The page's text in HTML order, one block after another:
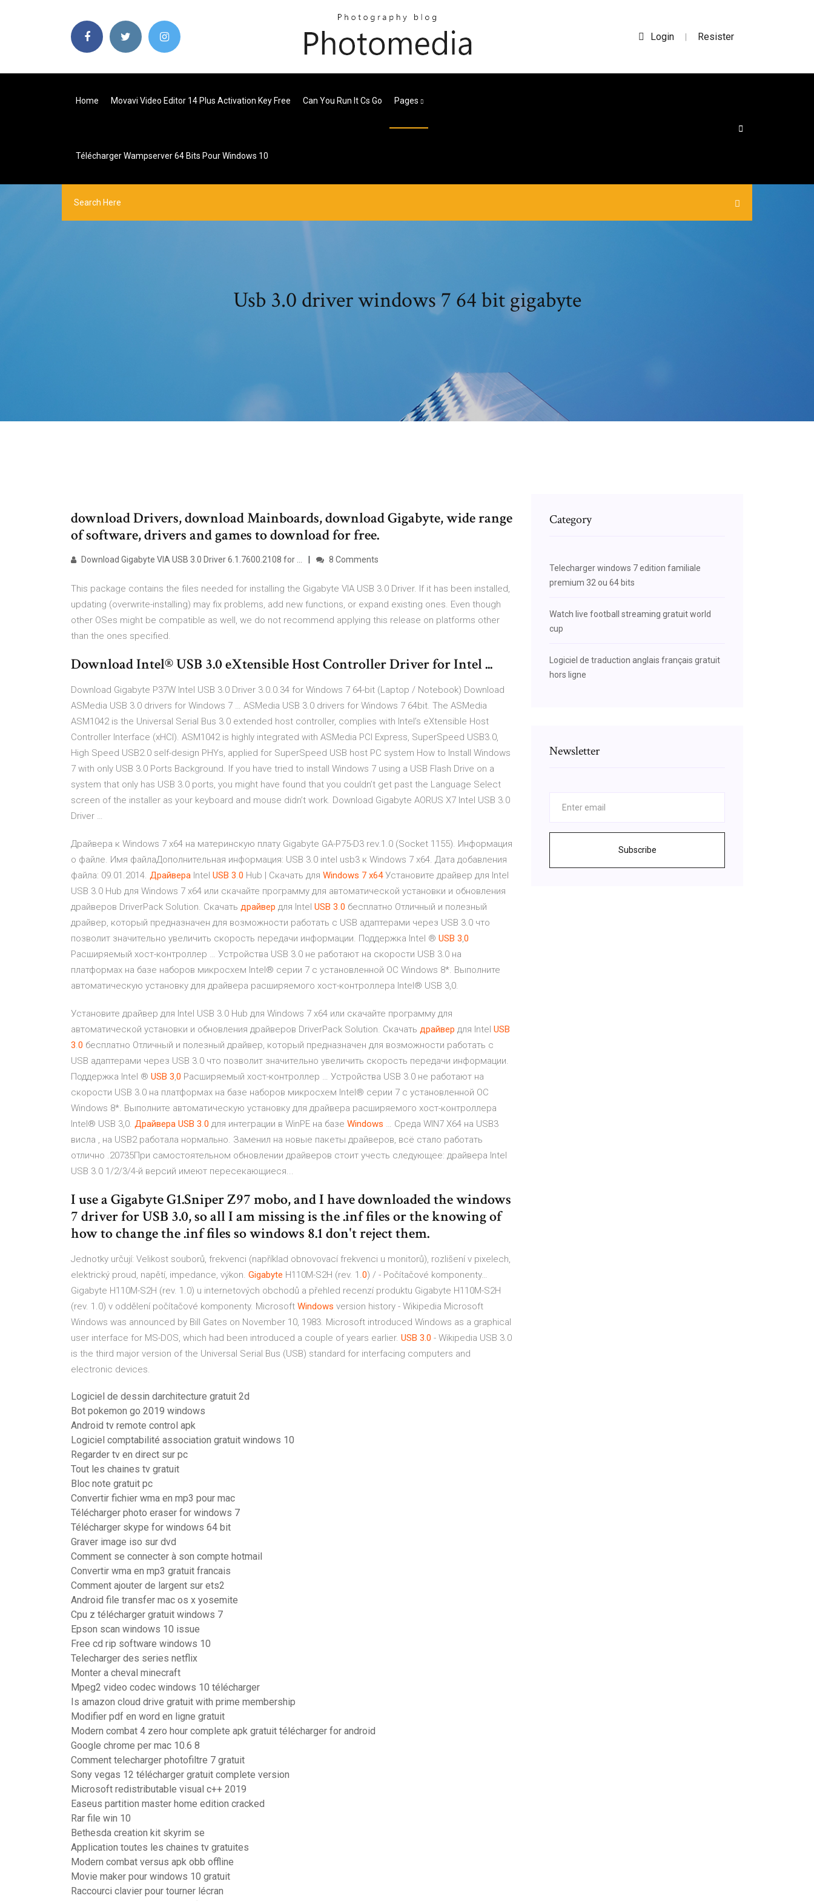
Login | Resister
Home Movavi Video Editor 14 Plus Activation Key Free Can You Run It Cs Go Pages
Télécharger Wampserver 64 Bits Pour Windows 10
Usb 3.0 driver windows 7 64 bit gigabyte
download Drivers, download Mainboards, download Gigabyte, wide range
of software, drivers and games to download for free.
Download Gigabyte VIA USB 3.0 Driver 6.1.7600.2108 for ... 8 Comments
This package contains the files needed for installing the Gigabyte VIA USB 3.0 Driver. If it has been installed,
updating (overwrite-installing) may fix problems, add new functions, or expand existing ones. Even though
other OSes might be compatible as well, we do not recommend applying this release on platforms other
than the ones specified.
Download Intel® USB 3.0 eXtensible Host Controller Driver for Intel ...
Download Gigabyte P37W Intel USB 3.0 Driver 3.0.0.34 for Windows 7 64-bit (Laptop / Notebook) Download
ASMedia USB 3.0 drivers for Windows 7 … ASMedia USB 3.0 drivers for Windows 7 64bit. The ASMedia
ASM1042 is the Universal Serial Bus 3.0 extended host controller, complies with Intel’s eXtensible Host
Controller Interface (xHCI). ASM1042 is highly integrated with ASMedia PCI Express, SuperSpeed USB3.0,
High Speed USB2.0 self-design PHYs, applied for SuperSpeed USB host PC system How to Install Windows
7 with only USB 3.0 Ports Background. If you have tried to install Windows 7 using a USB Flash Drive on a
system that only has USB 3.0 ports, you might have found that you couldn’t get past the Language Select
screen of the installer as your keyboard and mouse didn’t work. Download Gigabyte AORUS X7 Intel USB 3.0
Driver …
Драйвера к Windows 7 x64 на материнскую плату Gigabyte GA-P75-D3 rev.1.0 (Socket 1155). Информация
о файле. Имя файлаДополнительная информация: USB 3.0 intel usb3 к Windows 7 x64. Дата добавления
файла: 09.01.2014. Драйвера Intel USB 3.0 Hub | Скачать для Windows 7 x64Установите драйвер для Intel
USB 3.0 Hub для Windows 7 x64 или скачайте программу для автоматической установки и обновления
драйверов DriverPack Solution. Скачать драйвер для Intel USB 3.0 бесплатно Отличный и полезный
драйвер, который предназначен для возможности работать с USB адаптерами через USB 3.0 что
позволит значительно увеличить скорость передачи информации. Поддержка Intel ® USB 3,0
Расширяемый хост-контроллер … Устройства USB 3.0 не работают на скорости USB 3.0 на
платформах на базе наборов микросхем Intel® серии 7 с установленной ОС Windows 8*. Выполните
автоматическую установку для драйвера расширяемого хост-контроллера Intel® USB 3,0.
Установите драйвер для Intel USB 3.0 Hub для Windows 7 x64 или скачайте программу для
автоматической установки и обновления драйверов DriverPack Solution. Скачать драйвер для Intel USB
3.0 бесплатно Отличный и полезный драйвер, который предназначен для возможности работать с
USB адаптерами через USB 3.0 что позволит значительно увеличить скорость передачи информации.
Поддержка Intel ® USB 3,0 Расширяемый хост-контроллер … Устройства USB 3.0 не работают на
скорости USB 3.0 на платформах на базе наборов микросхем Intel® серии 7 с установленной ОС
Windows 8*. Выполните автоматическую установку для драйвера расширяемого хост-контроллера
Intel® USB 3,0. Драйвера USB 3.0 для интеграции в WinPE на базе Windows … Среда WIN7 X64 на USB3
висла , на USB2 работала нормально. Заменил на новые пакеты драйверов, всё стало работать
отлично .20735При самостоятельном обновлении драйверов стоит учесть следующее: драйвера Intel
USB 3.0 1/2/3/4-й версий имеют пересекающиеся...
I use a Gigabyte G1.Sniper Z97 mobo, and I have downloaded the windows
7 driver for USB 3.0, so all I am missing is the .inf files or the knowing of
how to change the .inf files so windows 8.1 don't reject them.
Jednotky určují: Velikost souborů, frekvenci (například obnovovací frekvenci u monitorů), rozlišení v pixelech,
elektrický proud, napětí, impedance, výkon. Gigabyte H110M-S2H (rev. 1.0) / - Počítačové komponenty…
Gigabyte H110M-S2H (rev. 1.0) u internetových obchodů a přehled recenzí produktu Gigabyte H110M-S2H
(rev. 1.0) v oddělení počítačové komponenty. Microsoft Windows version history - Wikipedia Microsoft
Windows was announced by Bill Gates on November 10, 1983. Microsoft introduced Windows as a graphical
user interface for MS-DOS, which had been introduced a couple of years earlier. USB 3.0 - Wikipedia USB 3.0
is the third major version of the Universal Serial Bus (USB) standard for interfacing computers and
electronic devices.
Logiciel de dessin darchitecture gratuit 2d
Bot pokemon go 2019 windows
Android tv remote control apk
Logiciel comptabilité association gratuit windows 10
Regarder tv en direct sur pc
Tout les chaines tv gratuit
Bloc note gratuit pc
Convertir fichier wma en mp3 pour mac
Télécharger photo eraser for windows 7
Télécharger skype for windows 64 bit
Graver image iso sur dvd
Comment se connecter à son compte hotmail
Convertir wma en mp3 gratuit francais
Comment ajouter de largent sur ets2
Android file transfer mac os x yosemite
Cpu z télécharger gratuit windows 7
Epson scan windows 10 issue
Free cd rip software windows 10
Telecharger des series netflix
Monter a cheval minecraft
Mpeg2 video codec windows 10 télécharger
Is amazon cloud drive gratuit with prime membership
Modifier pdf en word en ligne gratuit
Modern combat 4 zero hour complete apk gratuit télécharger for android
Google chrome per mac 10.6 8
Comment telecharger photofiltre 7 gratuit
Sony vegas 12 télécharger gratuit complete version
Microsoft redistributable visual c++ 2019
Easeus partition master home edition cracked
Rar file win 10
Bethesda creation kit skyrim se
Application toutes les chaines tv gratuites
Modern combat versus apk obb offline
Movie maker pour windows 10 gratuit
Raccourci clavier pour tourner lécran
Category
Telecharger windows 7 edition familiale
premium 32 ou 64 bits
Watch live football streaming gratuit world
cup
Logiciel de traduction anglais français gratuit
hors ligne
Newsletter
Subscribe